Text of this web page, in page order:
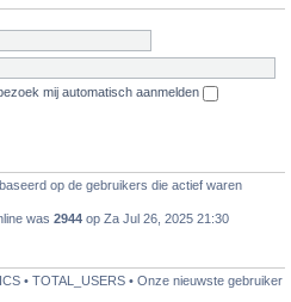
mij automatisch aanmelden
op de gebruikers die actief waren
was 2944 op Za Jul 26, 2025 21:30
• TOTAL_USERS • Onze nieuwste gebruiker